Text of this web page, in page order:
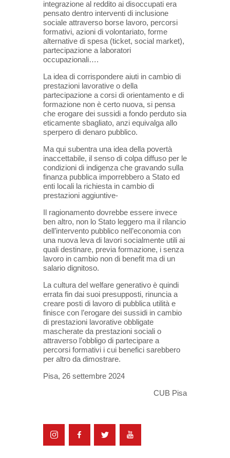
integrazione al reddito ai disoccupati era
pensato dentro interventi di inclusione
sociale attraverso borse lavoro, percorsi
formativi, azioni di volontariato, forme
alternative di spesa (ticket, social market),
partecipazione a laboratori
occupazionali….
La idea di corrispondere aiuti in cambio di
prestazioni lavorative o della
partecipazione a corsi di orientamento e di
formazione non è certo nuova, si pensa
che erogare dei sussidi a fondo perduto sia
eticamente sbagliato, anzi equivalga allo
sperpero di denaro pubblico.
Ma qui subentra una idea della povertà
inaccettabile, il senso di colpa diffuso per le
condizioni di indigenza che gravando sulla
finanza pubblica imporrebbero a Stato ed
enti locali la richiesta in cambio di
prestazioni aggiuntive-
Il ragionamento dovrebbe essere invece
ben altro, non lo Stato leggero ma il rilancio
dell’intervento pubblico nell’economia con
una nuova leva di lavori socialmente utili ai
quali destinare, previa formazione, i senza
lavoro in cambio non di benefit ma di un
salario dignitoso.
La cultura del welfare generativo è quindi
errata fin dai suoi presupposti, rinuncia a
creare posti di lavoro di pubblica utilità e
finisce con l’erogare dei sussidi in cambio
di prestazioni lavorative obbligate
mascherate da prestazioni sociali o
attraverso l’obbligo di partecipare a
percorsi formativi i cui benefici sarebbero
per altro da dimostrare.
Pisa, 26 settembre 2024
CUB Pisa